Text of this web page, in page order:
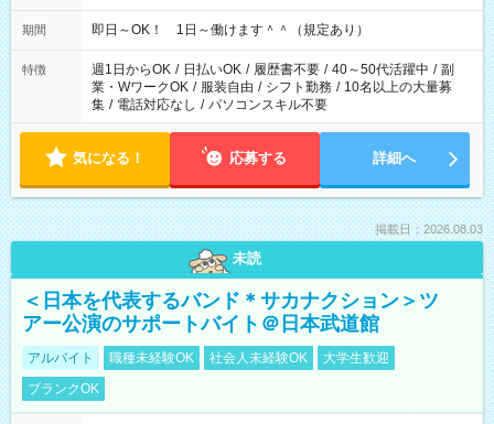
期間 即日～OK！ 1日～働けます＾＾（規定あり）
特徴 週1日からOK / 日払いOK / 履歴書不要 / 40～50代活躍中 / 副
業・WワークOK / 服装自由 / シフト勤務 / 10名以上の大量募
集 / 電話対応なし / パソコンスキル不要
気になる！ 応募する 詳細へ
掲載日：2026.08.03
未読
＜日本を代表するバンド＊サカナクション＞ツ
アー公演のサポートバイト＠日本武道館
アルバイト 職種未経験OK 社会人未経験OK
大学生歓迎
ブランクOK